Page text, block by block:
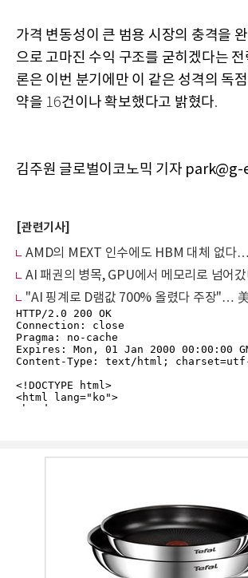
가격 변동성이 큰 범용 시장의 충격을
으로 고마진 수익 구조를 굳히겠다는
론은 이번 분기에만 이 같은 성격의 독
약을 16건이나 확보했다고 밝혔다.
김주원 글로벌이코노믹 기자
[관련기사]
AI 패권의 병목, GPU에서 메모리로 넘어